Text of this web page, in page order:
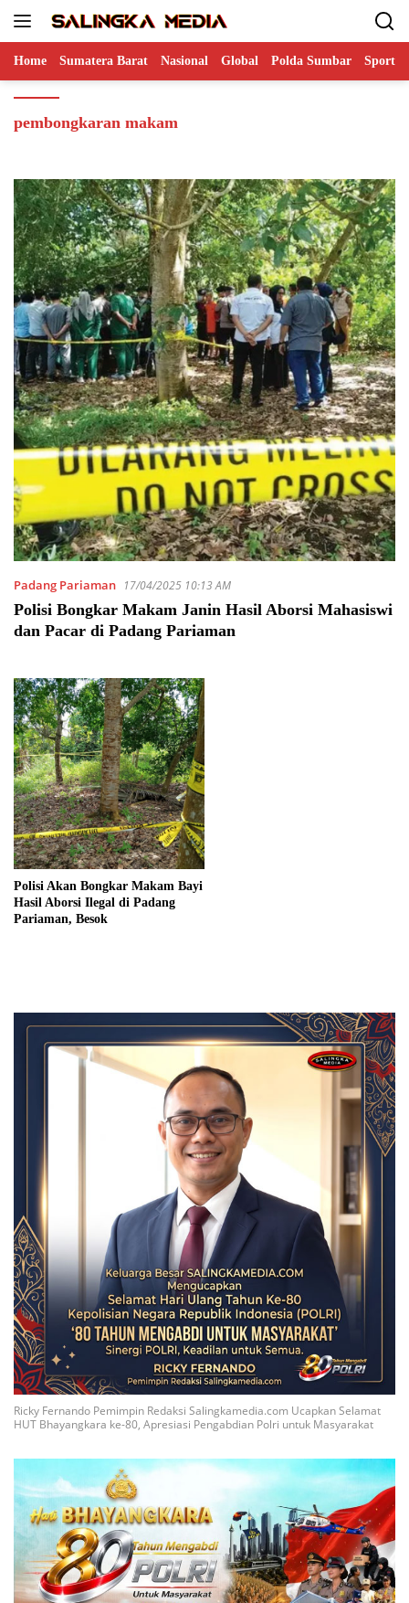
Home Sumatera Barat Nasional Global Polda Sumbar Sports
pembongkaran makam
Padang Pariaman 17/04/2025 10:13 AM
Polisi Bongkar Makam Janin Hasil Aborsi Mahasiswi
dan Pacar di Padang Pariaman
Polisi Akan Bongkar Makam Bayi
Hasil Aborsi Ilegal di Padang
Pariaman, Besok
Ricky Fernando Pemimpin Redaksi Salingkamedia.com Ucapkan Selamat
HUT Bhayangkara ke-80, Apresiasi Pengabdian Polri untuk Masyarakat